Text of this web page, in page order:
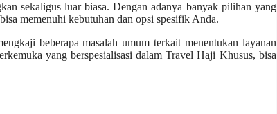
sekaligus luar biasa. Dengan adanya banyak pilihan yang
memenuhi kebutuhan dan opsi spesifik Anda.
beberapa masalah umum terkait menentukan layanan
yang berspesialisasi dalam Travel Haji Khusus, bisa